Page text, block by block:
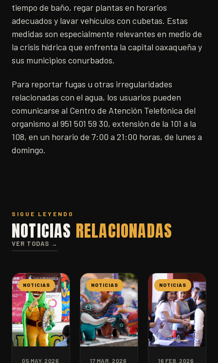
tiempo de baño, regar plantas en horarios
adecuados y lavar vehículos con cubetas. Estas
medidas son especialmente relevantes en medio de
la crisis hídrica que enfrenta la capital oaxaqueña y
sus municipios conurbados.
Para reportar fugas u otras irregularidades
relacionadas con el agua, los usuarios pueden
comunicarse al Centro de Atención Telefónica del
organismo al 951 501 59 30, extensión de la 101 a la
108, en un horario de 7:00 a 21:00 horas, de lunes a
domingo.
SIGUE LEYENDO
NOTICIAS RELACIONADAS
VER TODAS →
NOTICIAS
05 MAY. 2026
NOTICIAS
17 MAR. 2026
NOTICIAS
16 FEB. 2026